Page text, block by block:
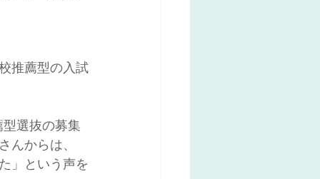
推薦型の入試
選抜の募集
からは、
」という声を